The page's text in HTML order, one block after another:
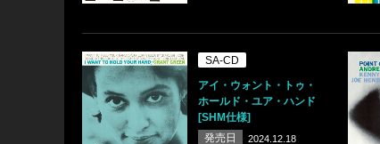
SA-CD
アイ・ウォント・トゥ・
ホールド・ユア・ハンド
[SHM仕様]
発売日
2024.12.18